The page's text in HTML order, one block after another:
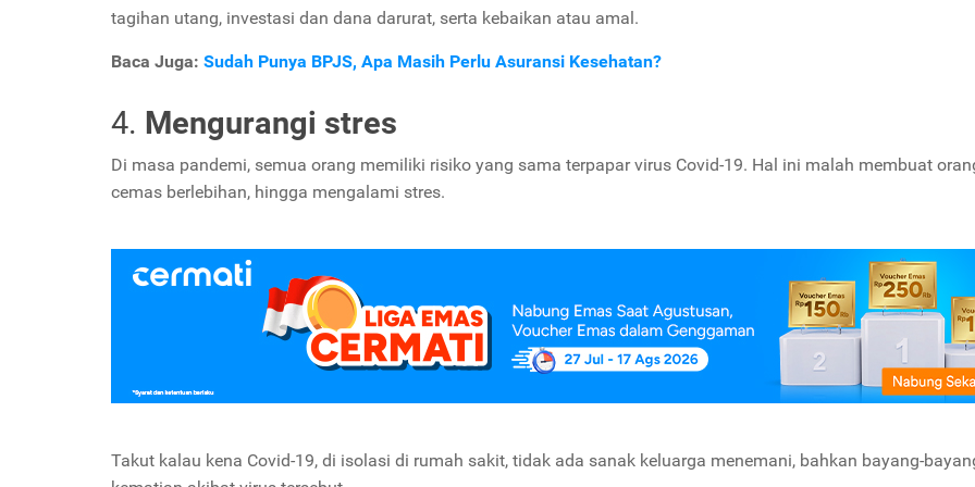
tagihan utang, investasi dan dana darurat, serta kebaikan atau amal.
Baca Juga: Sudah Punya BPJS, Apa Masih Perlu Asuransi Kesehatan?
4. Mengurangi stres
Di masa pandemi, semua orang memiliki risiko yang sama terpapar virus Covid-19. Hal ini malah membuat
cemas berlebihan, hingga mengalami stres.
Takut kalau kena Covid-19, di isolasi di rumah sakit, tidak ada sanak keluarga menemani, bahkan bayang-